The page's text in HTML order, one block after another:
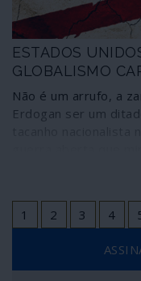
ESTADOS
GLOBALISMO
Não é um arrufo, a
Erdogan ser um
1 2 3 4